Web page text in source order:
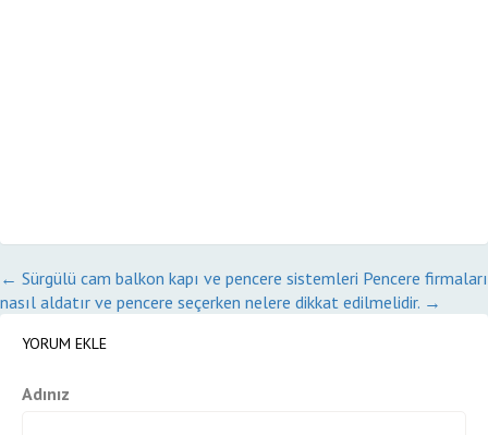
← Sürgülü cam balkon kapı ve pencere sistemleri Pencere firmaları
nasıl aldatır ve pencere seçerken nelere dikkat edilmelidir. →
YORUM EKLE
Adınız